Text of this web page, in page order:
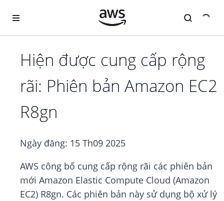
Hiện được cung cấp rộng
rãi: Phiên bản Amazon EC2
R8gn
Ngày đăng: 15 Th09 2025
AWS công bố cung cấp rộng rãi các phiên bản
mới Amazon Elastic Compute Cloud (Amazon
EC2) R8gn. Các phiên bản này sử dụng bộ xử lý